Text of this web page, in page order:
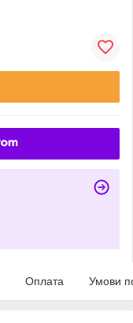
Оплата Умови